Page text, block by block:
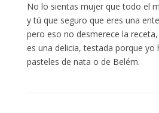
No lo sientas mujer que todo el
y tú que seguro que eres una
pero eso no desmerece la
es una delicia, testada porque yo
pasteles de nata o de Belém.